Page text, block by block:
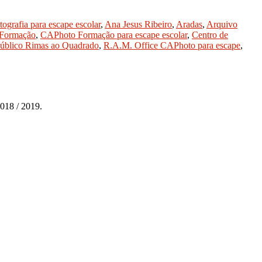
para escape escolar, Ana Jesus Ribeiro, Aradas, Arquivo
, CAPhoto Formação para escape escolar, Centro de
Rimas ao Quadrado, R.A.M. Office CAPhoto para escape,
/ 2019.